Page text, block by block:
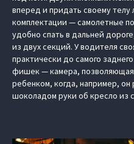
вперед и придать своему
комплектации — самолетные
удобно спать в дальней
из двух секций. У водителя
практически до самого
фишек — камера,
ребенком, когда, например,
шоколадом руки об кресло из